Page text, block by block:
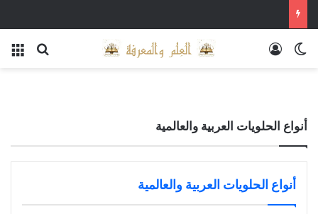
بحث الوضع المظلمتسجيل الدخول
أنواع الحلويات العربية والعالمية
أنواع الحلويات العربية والعالمية